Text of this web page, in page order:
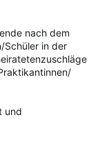
nach dem
Schüler in der
und